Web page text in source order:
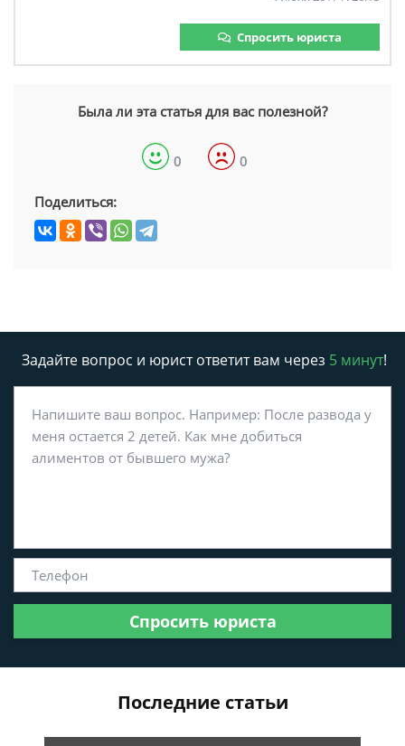
Спросить юриста
Была ли эта статья для вас полезной?
0 0
Поделиться:
Задайте вопрос и юрист ответит вам через 5 минут!
Спросить юриста
Последние статьи